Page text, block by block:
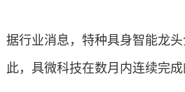
据行业消息，特种具身智能龙
此，具微科技在数月内连续完